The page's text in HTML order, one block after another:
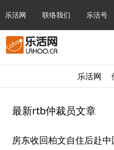
乐活网 联络我们 乐活号
乐活网
最新rtb仲裁员文章
房东收回柏文自住后赴